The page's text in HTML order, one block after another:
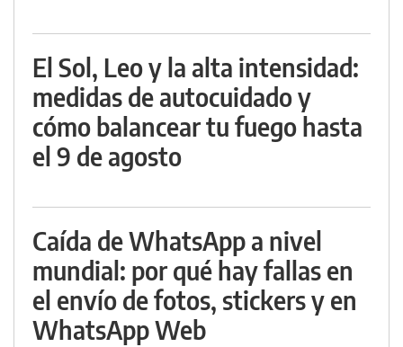
El Sol, Leo y la alta intensidad:
medidas de autocuidado y
cómo balancear tu fuego hasta
el 9 de agosto
Caída de WhatsApp a nivel
mundial: por qué hay fallas en
el envío de fotos, stickers y en
WhatsApp Web